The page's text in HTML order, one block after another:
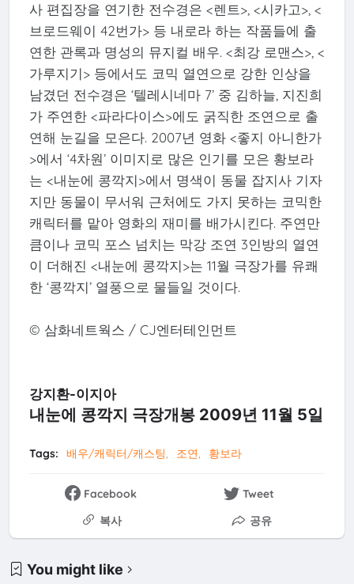
사 편집장을 연기한 전수경은 <렌트>, <시카고>, <
브로드웨이 42번가> 등 내로라 하는 작품들에 출
연한 관록과 명성의 뮤지컬 배우. <최강 로맨스>, <
가루지기> 등에서도 코믹 열연으로 강한 인상을
남겼던 전수경은 ‘텔레시네마 7’ 중 김하늘, 지진희
가 주연한 <파라다이스>에도 굵직한 조연으로 출
연해 눈길을 모은다. 2007년 영화 <좋지 아니한가
>에서 ‘4차원’ 이미지로 많은 인기를 모은 황보라
는 <내눈에 콩깍지>에서 명색이 동물 잡지사 기자
지만 동물이 무서워 근처에도 가지 못하는 코믹한
캐릭터를 맡아 영화의 재미를 배가시킨다. 주연만
큼이나 코믹 포스 넘치는 막강 조연 3인방의 열연
이 더해진 <내눈에 콩깍지>는 11월 극장가를 유쾌
한 ‘콩깍지’ 열풍으로 물들일 것이다.
© 삼화네트웍스 / CJ엔터테인먼트
강지환-이지아
내눈에 콩깍지 극장개봉 2009년 11월 5일
Tags: 배우/캐릭터/캐스팅 조연 황보라
Facebook
Tweet
복사
공유
You might like